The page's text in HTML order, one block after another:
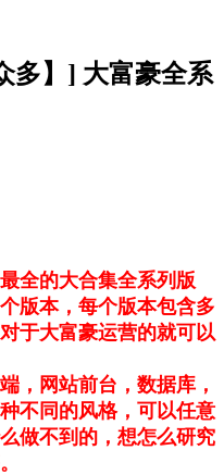
多】] 大富豪全系
全的大合集全系列版
版本，每个版本包含多
于大富豪运营的就可以
，网站前台，数据库，
不同的风格，可以任意
做不到的，想怎么研究